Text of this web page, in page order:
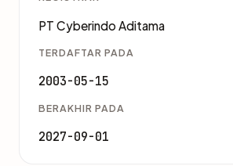
PT Cyberindo Aditama
TERDAFTAR PADA
2003-05-15
BERAKHIR PADA
2027-09-01